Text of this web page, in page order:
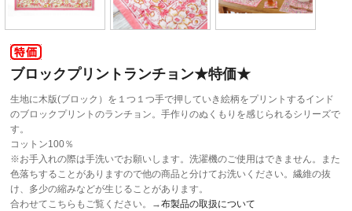
ブロックプリントランチョン★特価★
生地に木版(ブロック）を１つ１つ手で押していき絵柄をプリントするインド
のブロックプリントのランチョン。手作りのぬくもりを感じられるシリーズで
す。
コットン100％
※お手入れの際は手洗いでお願いします。洗濯機のご使用はできません。また
色落ちすることがありますので他の商品と分けてお洗いください。繊維の抜
け、多少の縮みなどが生じることがあります。
合わせてこちらもご覧ください。→布製品の取扱について